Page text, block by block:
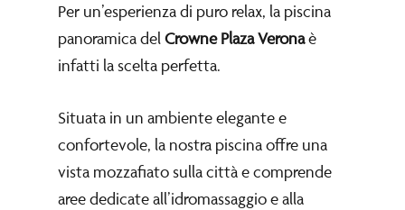
Per un’esperienza di puro relax, la piscina
panoramica delCrowne Plaza Veronaè
infatti la scelta perfetta.
Situata in un ambiente elegante e
confortevole, la nostra piscina offre una
vista mozzafiato sulla città e comprende
aree dedicate all’idromassaggio e alla